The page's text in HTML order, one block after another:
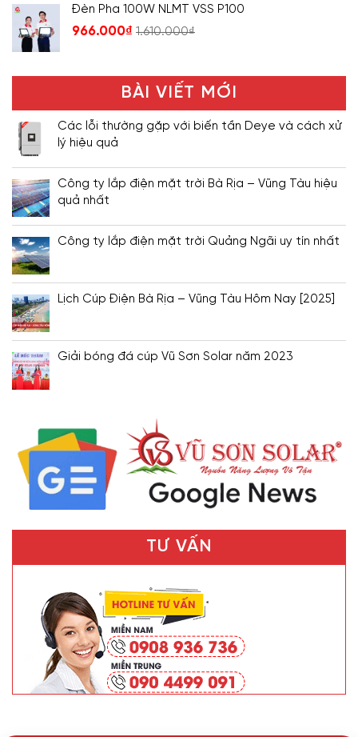
Đèn Pha 100W NLMT VSS P100
966.000₫ 1.610.000₫
BÀI VIẾT MỚI
Các lỗi thường gặp với biến tần Deye và cách xử
lý hiệu quả
Công ty lắp điện mặt trời Bà Rịa – Vũng Tàu hiệu
quả nhất
Công ty lắp điện mặt trời Quảng Ngãi uy tín nhất
Lịch Cúp Điện Bà Rịa – Vũng Tàu Hôm Nay [2025]
Giải bóng đá cúp Vũ Sơn Solar năm 2023
TƯ VẤN